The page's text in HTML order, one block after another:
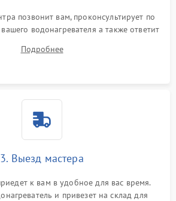
позвонит вам, проконсультирует по
водонагревателя а также ответит
Подробнее
3. Выезд мастера
к вам в удобное для вас время.
и привезет на склад для